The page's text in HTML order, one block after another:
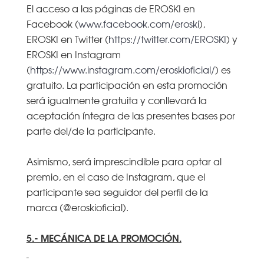
El acceso a las páginas de EROSKI en
Facebook (www.facebook.com/eroski),
EROSKI en Twitter (https://twitter.com/EROSKI) y
EROSKI en Instagram
(https://www.instagram.com/eroskioficial/) es
gratuito. La participación en esta promoción
será igualmente gratuita y conllevará la
aceptación íntegra de las presentes bases por
parte del/de la participante.
Asimismo, será imprescindible para optar al
premio, en el caso de Instagram, que el
participante sea seguidor del perfil de la
marca (@eroskioficial).
5.- MECÁNICA DE LA PROMOCIÓN.